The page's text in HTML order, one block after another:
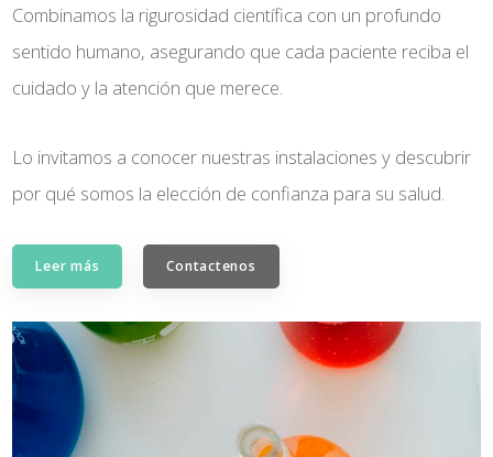
Combinamos la rigurosidad científica con un profundo
sentido humano, asegurando que cada paciente reciba el
cuidado y la atención que merece.
Lo invitamos a conocer nuestras instalaciones y descubrir
por qué somos la elección de confianza para su salud.
Leer más Contactenos